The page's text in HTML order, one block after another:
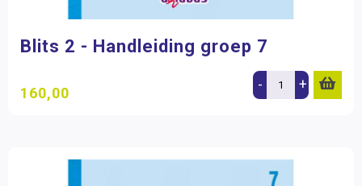
Blits 2 - Handleiding groep 7
160,00 - +